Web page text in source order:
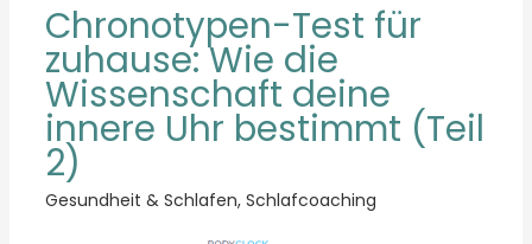
Chronotypen-Test für
zuhause: Wie die
Wissenschaft deine
innere Uhr bestimmt (Teil
2)
Gesundheit & Schlafen, Schlafcoaching